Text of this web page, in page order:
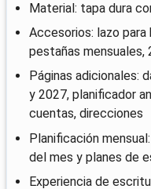
Material: tapa dura
Accesorios: lazo
pestañas mensuales,
Páginas adicionales:
y 2027, planificador
cuentas, direcciones
Planificación
del mes y planes de
Experiencia de